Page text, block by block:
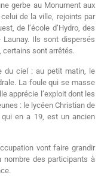
gerbe au Monument aux
de la ville, rejoints par
de l’école d’Hydro, des
Launay. Ils sont dispersés
certains sont arrêtés.
du ciel : au petit matin, le
La foule qui se masse
apprécie l’exploit dont les
: le lycéen Christian de
en a 19, est un ancien
vont faire grandir
nombre des participants à